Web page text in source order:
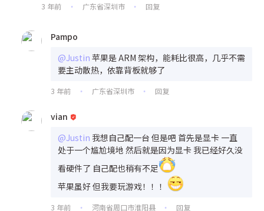
3 年前 • 广东省深圳市 • 回复
Pampo
@Justin 苹果是 ARM 架构，能耗比很高，几乎不需
要主动散热，依靠背板就够了
3 年前 • 广东省深圳市 • 回复
vian
@Justin 我想自己配一台 但是吧 首先是显卡 一直
处于一个尴尬境地 然后就是因为显卡 我已经好久没
看硬件了 自己配也稍有不足
苹果虽好 但我要玩游戏！！！
3 年前 • 河南省周口市淮阳县 • 回复